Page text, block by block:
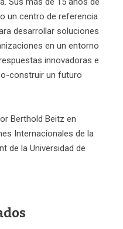
un centro de referencia
desarrollar soluciones
en un entorno
innovadoras e
construir un futuro
Berthold Beitz en
Internacionales de la
de la Universidad de